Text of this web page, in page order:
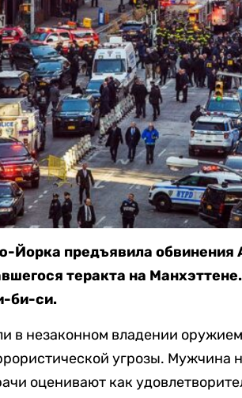
Йорка предъявила обвинения
теракта на
би-си.
в незаконном владении
угрозы. Мужчина
оценивают как